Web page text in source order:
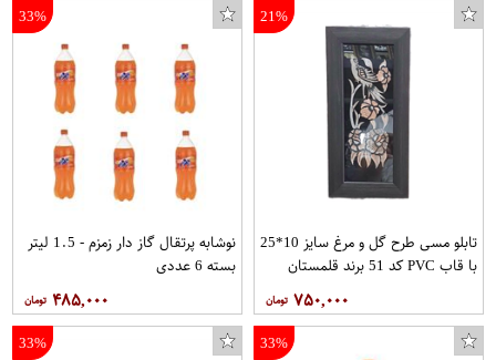
21%
تابلو مسی طرح گل و مرغ سایز 10*25
با قاب PVC کد 51 برند قلمستان
۷۵۰,۰۰۰
33%
نوشابه پرتقال گاز دار زمزم - 1.5 لیتر
بسته 6 عددی
۴۸۵,۰۰۰
33%
33%